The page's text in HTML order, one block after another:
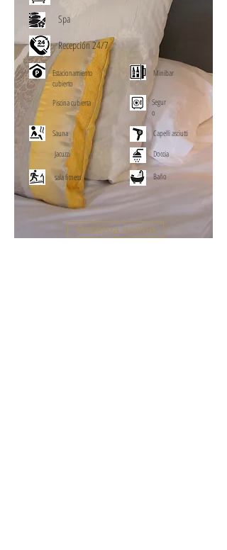
Spa
Recepción 24/7
Estacionamiento
cubierto
Piscina cubierta
Sauna
Jacuzzi
sala fitness
Minibar
Segur
o
Capelli asciutti
Doccia
Baño
Reserva online